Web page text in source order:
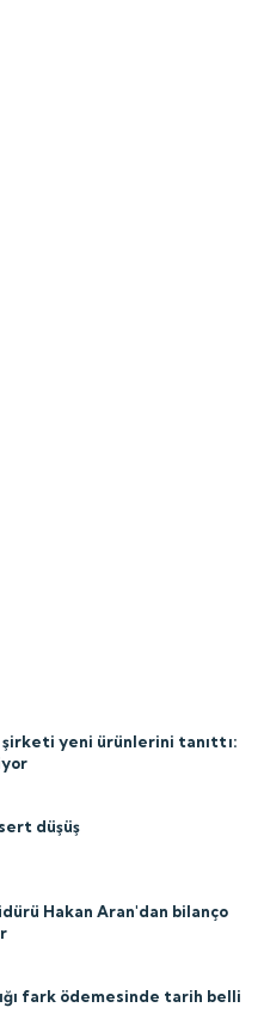
şirketi yeni ürünlerini tanıttı:
düşüş
Hakan Aran'dan bilanço
fark ödemesinde tarih belli